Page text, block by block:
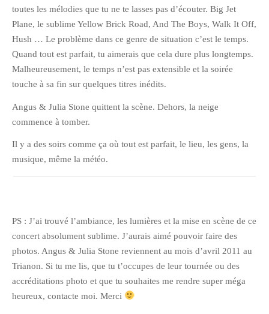
janvier 2011
décembre 2010
novembre 2010
août 2010
décembre 2009
septembre 2009
août 2009
toutes les mélodies que tu ne te lasses pas d’écouter. Big Jet
Plane, le sublime Yellow Brick Road, And The Boys, Walk It Off,
Hush … Le problème dans ce genre de situation c’est le temps.
Quand tout est parfait, tu aimerais que cela dure plus longtemps.
Malheureusement, le temps n’est pas extensible et la soirée
touche à sa fin sur quelques titres inédits.
Angus & Julia Stone quittent la scène. Dehors, la neige
commence à tomber.
Il y a des soirs comme ça où tout est parfait, le lieu, les gens, la
musique, même la météo.
PS : J’ai trouvé l’ambiance, les lumières et la mise en scène de ce
concert absolument sublime. J’aurais aimé pouvoir faire des
photos. Angus & Julia Stone reviennent au mois d’avril 2011 au
Trianon. Si tu me lis, que tu t’occupes de leur tournée ou des
accréditations photo et que tu souhaites me rendre super méga
heureux, contacte moi. Merci